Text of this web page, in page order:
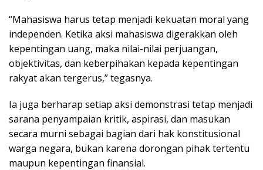
“Mahasiswa harus tetap menjadi kekuatan moral yang
independen. Ketika aksi mahasiswa digerakkan oleh
kepentingan uang, maka nilai-nilai perjuangan,
objektivitas, dan keberpihakan kepada kepentingan
rakyat akan tergerus,” tegasnya.
Ia juga berharap setiap aksi demonstrasi tetap menjadi
sarana penyampaian kritik, aspirasi, dan masukan
secara murni sebagai bagian dari hak konstitusional
warga negara, bukan karena dorongan pihak tertentu
maupun kepentingan finansial.